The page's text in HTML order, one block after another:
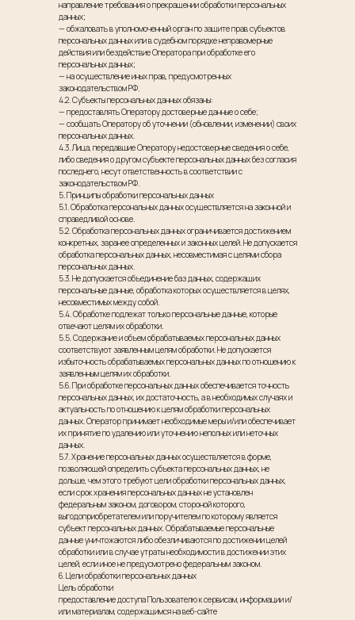
направление требования о прекращении обработки персональных
данных;
— обжаловать в уполномоченный орган по защите прав субъектов
персональных данных или в судебном порядке неправомерные
действия или бездействие Оператора при обработке его
персональных данных;
— на осуществление иных прав, предусмотренных
законодательством РФ.
4.2. Субъекты персональных данных обязаны:
— предоставлять Оператору достоверные данные о себе;
— сообщать Оператору об уточнении (обновлении, изменении) своих
персональных данных.
4.3. Лица, передавшие Оператору недостоверные сведения о себе,
либо сведения о другом субъекте персональных данных без согласия
последнего, несут ответственность в соответствии с
законодательством РФ.
5. Принципы обработки персональных данных
5.1. Обработка персональных данных осуществляется на законной и
справедливой основе.
5.2. Обработка персональных данных ограничивается достижением
конкретных, заранее определенных и законных целей. Не допускается
обработка персональных данных, несовместимая с целями сбора
персональных данных.
5.3. Не допускается объединение баз данных, содержащих
персональные данные, обработка которых осуществляется в целях,
несовместимых между собой.
5.4. Обработке подлежат только персональные данные, которые
отвечают целям их обработки.
5.5. Содержание и объем обрабатываемых персональных данных
соответствуют заявленным целям обработки. Не допускается
избыточность обрабатываемых персональных данных по отношению к
заявленным целям их обработки.
5.6. При обработке персональных данных обеспечивается точность
персональных данных, их достаточность, а в необходимых случаях и
актуальность по отношению к целям обработки персональных
данных. Оператор принимает необходимые меры и/или обеспечивает
их принятие по удалению или уточнению неполных или неточных
данных.
5.7. Хранение персональных данных осуществляется в форме,
позволяющей определить субъекта персональных данных, не
дольше, чем этого требуют цели обработки персональных данных,
если срок хранения персональных данных не установлен
федеральным законом, договором, стороной которого,
выгодоприобретателем или поручителем по которому является
субъект персональных данных. Обрабатываемые персональные
данные уничтожаются либо обезличиваются по достижении целей
обработки или в случае утраты необходимости в достижении этих
целей, если иное не предусмотрено федеральным законом.
6. Цели обработки персональных данных
Цель обработки
предоставление доступа Пользователю к сервисам, информации и/
или материалам, содержащимся на веб-сайте